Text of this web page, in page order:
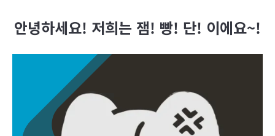
안녕하세요! 저희는 잼! 빵! 단! 이에요~!